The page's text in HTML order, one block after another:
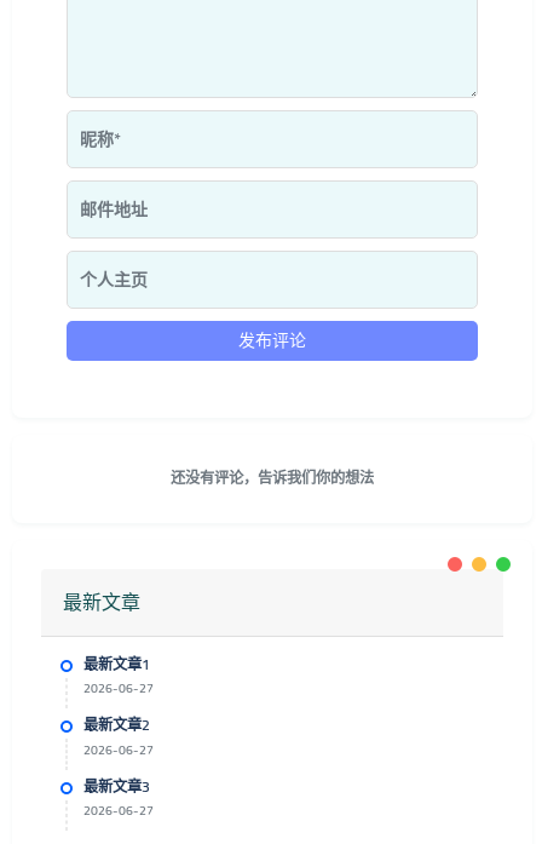
还没有评论，告诉我们你的想法
最新文章
最新文章1
2026-06-27
最新文章2
2026-06-27
最新文章3
2026-06-27